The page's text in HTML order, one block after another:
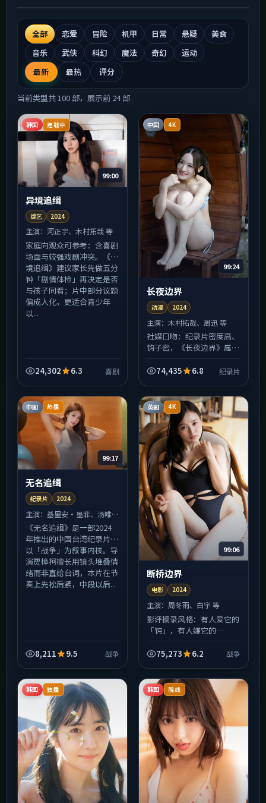
全部 恋爱 冒险 机甲 日常 悬疑
美食
音乐
武侠 科幻 魔法 奇幻
运动
最新
最热 评分
当前类型共 100部，展示前 24部
韩国 连载中
99:00
异境追缉
综艺 2024
主演：河正宇、木村拓哉 等
家庭向观众可参考：含喜剧
场面与较强戏剧冲突。《异
境追缉》建议家长先做五分
钟「剧情体检」再决定是否
与孩子同看；片中部分议题
偏成人化，更适合青少年
以...
24,302 6.3 喜剧
中国 4K
99:24
长夜边界
动漫 2024
主演：木村拓哉、周迅 等
社媒口吻：纪录片密度高、
钩子密，《长夜边界》属于
那类动漫。友情提醒：每集
设...
74,435 6.8 纪录片
中国 热播
99:17
无名追缉
纪录片 2024
主演：基里安·墨菲、汤唯
等
《无名追缉》是一部2024
年推出的中国台湾纪录片，
以「战争」为叙事内核。导
演贾樟柯擅长用镜头堆叠情
绪而非直给台词，本片在节
奏上先松后紧，中段以后...
8,211 9.5 战争
英国 4K
99:06
断桥边界
电影 2024
主演： 周冬雨、白宇 等
影评摘录风格：有人爱它的
「钝」，有人嫌它的
2024年上映时引发过两极
度让群...
75,273 6.2 战争
韩国 独播 韩国 院线